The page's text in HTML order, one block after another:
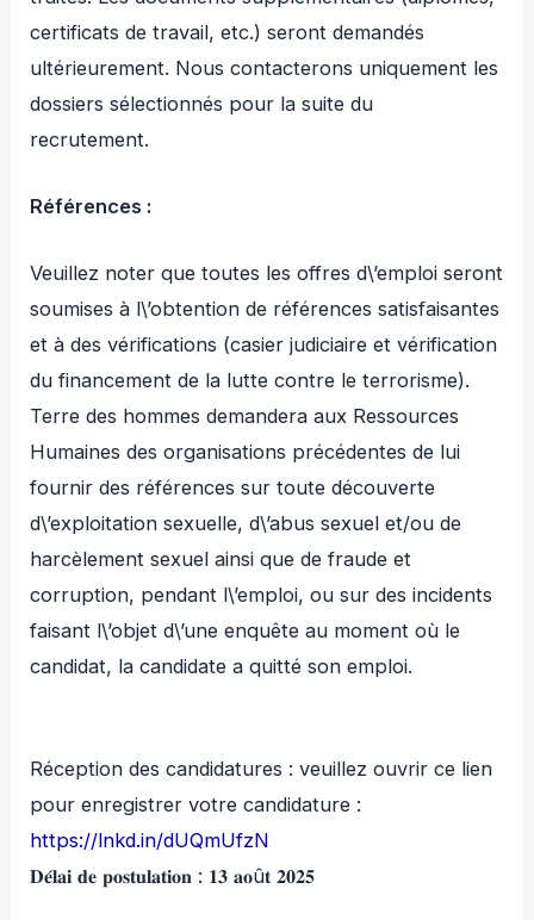
certificats de travail, etc.) seront demandés
ultérieurement. Nous contacterons uniquement les
dossiers sélectionnés pour la suite du
recrutement.
Références :
Veuillez noter que toutes les offres d\’emploi seront
soumises à l\’obtention de références satisfaisantes
et à des vérifications (casier judiciaire et vérification
du financement de la lutte contre le terrorisme).
Terre des hommes demandera aux Ressources
Humaines des organisations précédentes de lui
fournir des références sur toute découverte
d\’exploitation sexuelle, d\’abus sexuel et/ou de
harcèlement sexuel ainsi que de fraude et
corruption, pendant l\’emploi, ou sur des incidents
faisant l\’objet d\’une enquête au moment où le
candidat, la candidate a quitté son emploi.
Réception des candidatures : veuillez ouvrir ce lien
pour enregistrer votre candidature :
https://lnkd.in/dUQmUfzN
𝐃𝐞́𝐥𝐚𝐢 𝐝𝐞 𝐩𝐨𝐬𝐭𝐮𝐥𝐚𝐭𝐢𝐨𝐧 : 𝟏𝟑 𝐚𝐨û𝐭 𝟐𝟎𝟐𝟓